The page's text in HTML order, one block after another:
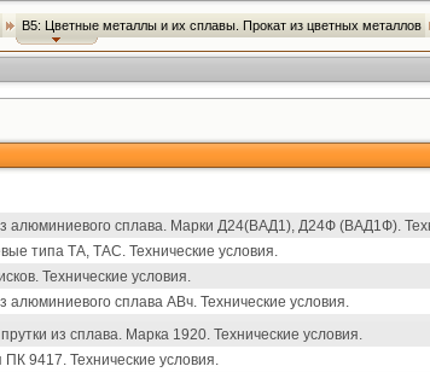
В5: Цветные металлы и их сплавы. Прокат из цветных металлов
алюминиевого сплава. Марки Д24(ВАД1), Д24Ф (ВАД1Ф).
типа ТА, ТАС. Технические условия.
Технические условия.
сплава АВч. Технические условия.
из сплава. Марка 1920. Технические условия.
9417. Технические условия.